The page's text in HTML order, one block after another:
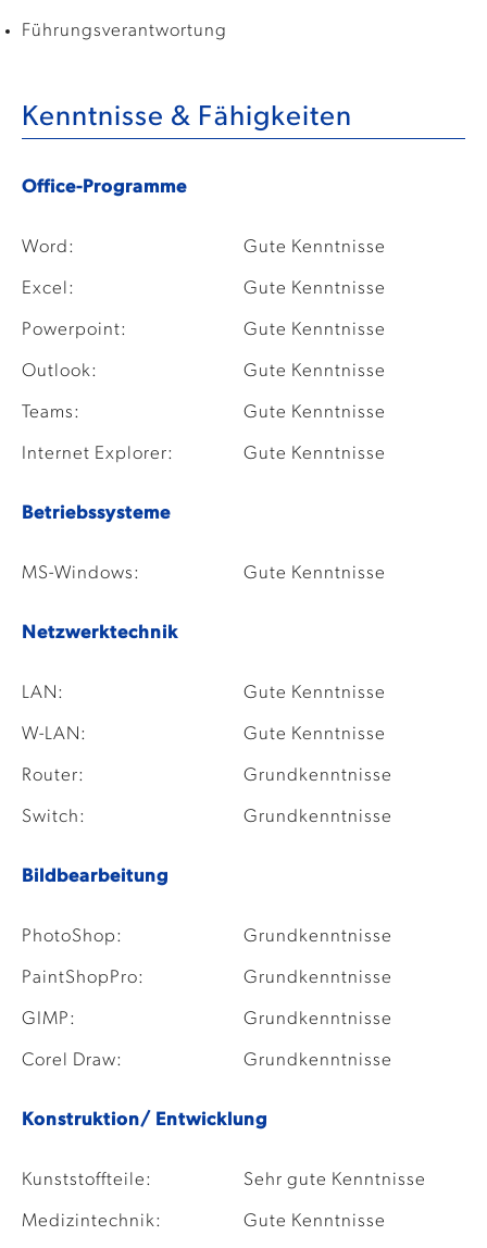
Führungsverantwortung
Kenntnisse & Fähigkeiten
Office-Programme
Word: Gute Kenntnisse
Excel: Gute Kenntnisse
Powerpoint: Gute Kenntnisse
Outlook: Gute Kenntnisse
Teams: Gute Kenntnisse
Internet Explorer: Gute Kenntnisse
Betriebssysteme
MS-Windows: Gute Kenntnisse
Netzwerktechnik
LAN: Gute Kenntnisse
W-LAN: Gute Kenntnisse
Router: Grundkenntnisse
Switch: Grundkenntnisse
Bildbearbeitung
PhotoShop: Grundkenntnisse
PaintShopPro: Grundkenntnisse
GIMP: Grundkenntnisse
Corel Draw: Grundkenntnisse
Konstruktion/ Entwicklung
Kunststoffteile: Sehr gute Kenntnisse
Medizintechnik: Gute Kenntnisse